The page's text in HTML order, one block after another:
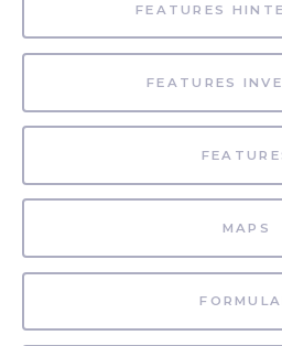
FEATURES
FEATURES
MAPS